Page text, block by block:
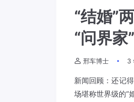
​“结婚”
“问界家
邢车博士 3
新闻回顾：还记
场堪称世界级的“